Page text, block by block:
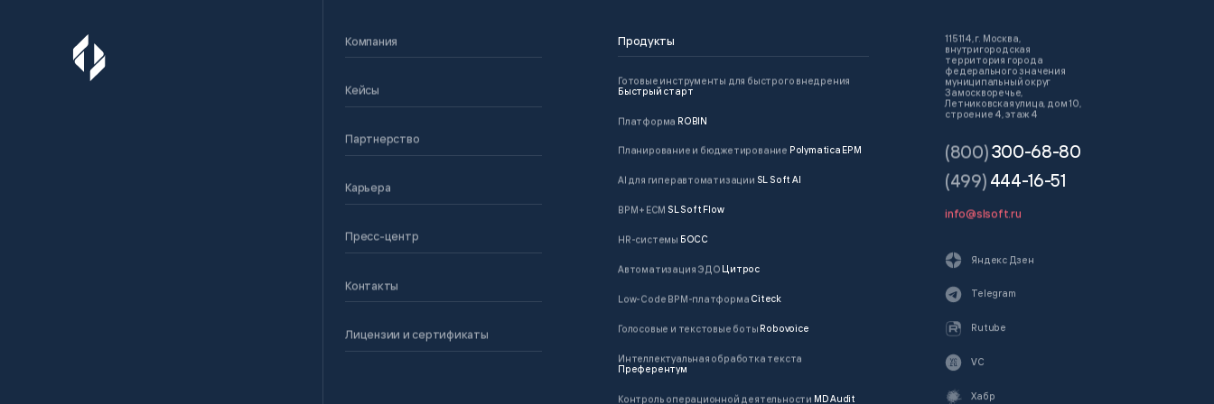
Компания
Кейсы
Партнерство
Карьера
Пресс-центр
Контакты
Лицензии и сертификаты
Продукты
Готовые инструменты для быстрого внедрения
Быстрый старт
Платформа ROBIN
Планирование и бюджетирование Polymatica EPM
AI для гиперавтоматизации SL Soft AI
BPM + ECM SL Soft Flow
HR-системы БОСС
Автоматизация ЭДО Цитрос
Low-Code BPM-платформа Citeck
Голосовые и текстовые боты Robovoice
Интеллектуальная обработка текста
Преферентум
Контроль операционной деятельности MD Audit
115114, г. Москва,
внутригородская
территория города
федерального значения
муниципальный округ
Замоскворечье,
Летниковская улица, дом 10,
строение 4, этаж 4
(800)300-68-80
(499) 444-16-51
info@slsoft.ru
Яндекс Дзен
Telegram
Rutube
VC
Хабр